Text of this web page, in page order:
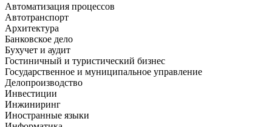
Автоматизация процессов
Автотранспорт
Архитектура
Банковское дело
Бухучет и аудит
Гостиничный и туристический бизнес
Государственное и муниципальное управление
Делопроизводство
Инвестиции
Инжиниринг
Иностранные языки